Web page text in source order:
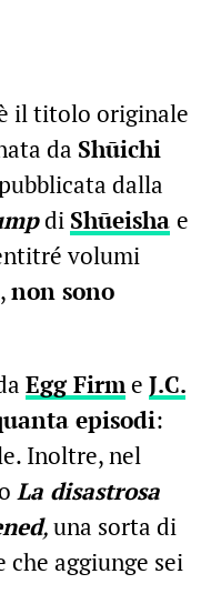
il titolo originale
da Shūichi
dalla
di Shūeisha e
volumi
non sono
Egg Firme J.C.
episodi:
Inoltre, nel
La disastrosa
,una sorta di
aggiunge sei